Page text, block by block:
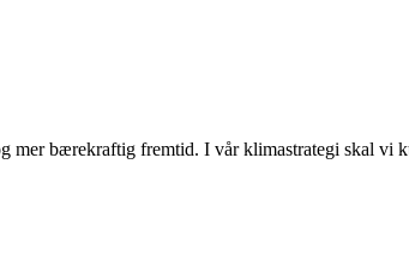
mer bærekraftig fremtid. I vår klimastrategi skal vi